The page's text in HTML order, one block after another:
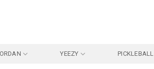
YEEZY PICKLEBALL